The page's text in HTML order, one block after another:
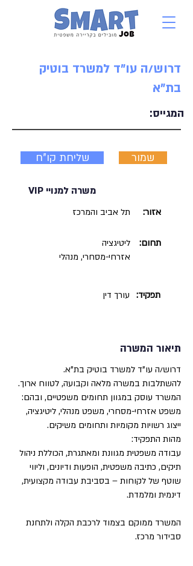
דרוש/ה עו"ד למשרד בוטיק
בת"א
המגייס:
שליחת קו"ח שמור
משרה למנויי VIP
תל אביב והמרכז אזור:
ליטיגציה
אזרחי-מסחרי, מנהלי
תחום:
עורך דין תפקיד:
תיאור המשרה
דרוש/ה עו"ד למשרד בוטיק בת"א.
להשתלבות במשרה מלאה וקבועה, לטווח ארוך.
המשרד עוסק במגוון תחומים משפטיים, ובהם:
משפט אזרחי-מסחרי, משפט מנהלי, ליטיגציה,
ייצוג רשויות מקומיות ותחומים משיקים.
מהות התפקיד:
עבודה משפטית מגוונת ומאתגרת, הכוללת ניהול
תיקים, כתיבה משפטית, הופעות ודיונים, וליווי
שוטף של לקוחות – בסביבת עבודה מקצועית,
דינמית ומלמדת.
המשרד ממוקם בצמוד לרכבת הקלה ולתחנת
סבידור מרכז.